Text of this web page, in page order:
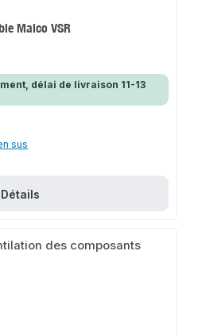
Maico VSR
délai de livraison 11-13
sus
Détails